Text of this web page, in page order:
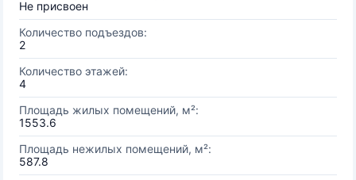
Не присвоен
Количество подъездов:
2
Количество этажей:
4
Площадь жилых помещений, м²:
1553.6
Площадь нежилых помещений, м²:
587.8